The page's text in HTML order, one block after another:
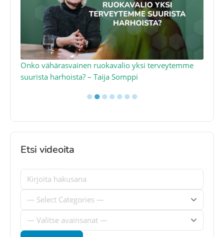
Onko vähärasvainen ruokavalio yksi terveytemme
suurista harhoista? – Taija Somppi
●●●●●●●
Etsi videoita